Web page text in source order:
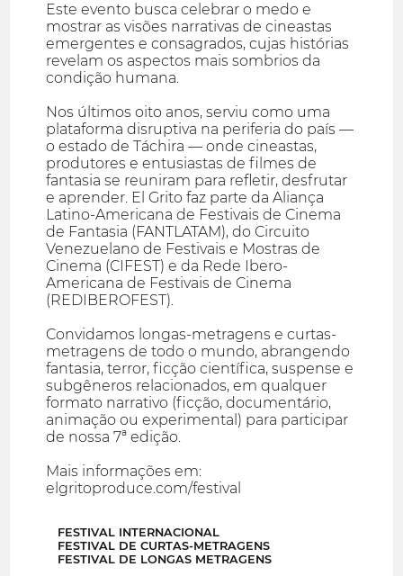
Este evento busca celebrar o medo e
mostrar as visões narrativas de cineastas
emergentes e consagrados, cujas histórias
revelam os aspectos mais sombrios da
condição humana.
Nos últimos oito anos, serviu como uma
plataforma disruptiva na periferia do país —
o estado de Táchira — onde cineastas,
produtores e entusiastas de filmes de
fantasia se reuniram para refletir, desfrutar
e aprender. El Grito faz parte da Aliança
Latino-Americana de Festivais de Cinema
de Fantasia (FANTLATAM), do Circuito
Venezuelano de Festivais e Mostras de
Cinema (CIFEST) e da Rede Ibero-
Americana de Festivais de Cinema
(REDIBEROFEST).
Convidamos longas-metragens e curtas-
metragens de todo o mundo, abrangendo
fantasia, terror, ficção científica, suspense e
subgêneros relacionados, em qualquer
formato narrativo (ficção, documentário,
animação ou experimental) para participar
de nossa 7ª edição.
Mais informações em:
elgritoproduce.com/festival
FESTIVAL INTERNACIONAL
FESTIVAL DE CURTAS-METRAGENS
FESTIVAL DE LONGAS METRAGENS